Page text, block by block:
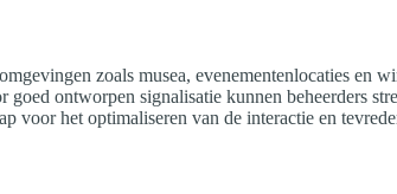
zoals musea, evenementenlocaties en
ontworpen signalisatie kunnen beheerders
voor het optimaliseren van de interactie en